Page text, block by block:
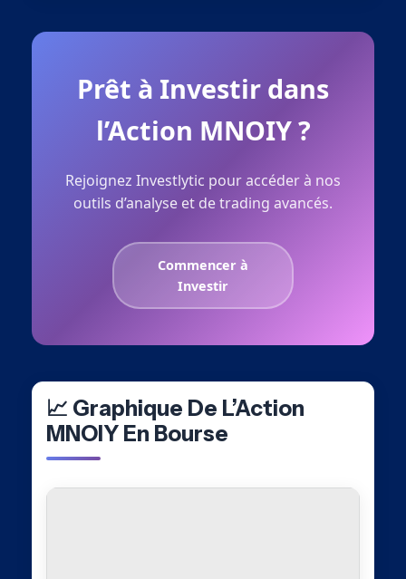
Prêt à Investir dans
l’Action MNOIY ?
Rejoignez Investlytic pour accéder à nos
outils d’analyse et de trading avancés.
Commencer à
Investir
📈 Graphique De L’Action
MNOIY En Bourse